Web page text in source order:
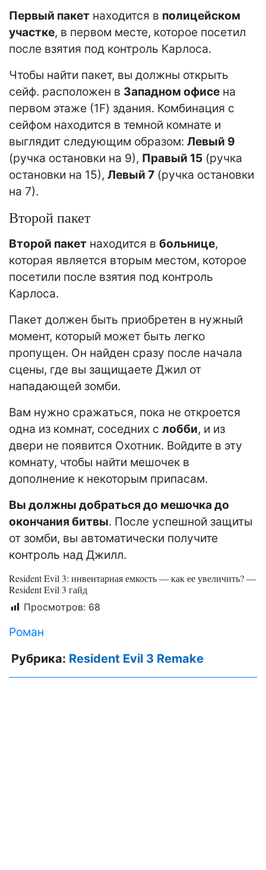
Первый пакет находится в полицейском
участке, в первом месте, которое посетил
после взятия под контроль Карлоса.
Чтобы найти пакет, вы должны открыть
сейф. расположен в Западном офисе на
первом этаже (1F) здания. Комбинация с
сейфом находится в темной комнате и
выглядит следующим образом: Левый 9
(ручка остановки на 9), Правый 15 (ручка
остановки на 15), Левый 7 (ручка остановки
на 7).
Второй пакет
Второй пакет находится в больнице,
которая является вторым местом, которое
посетили после взятия под контроль
Карлоса.
Пакет должен быть приобретен в нужный
момент, который может быть легко
пропущен. Он найден сразу после начала
сцены, где вы защищаете Джил от
нападающей зомби.
Вам нужно сражаться, пока не откроется
одна из комнат, соседних с лобби, и из
двери не появится Охотник. Войдите в эту
комнату, чтобы найти мешочек в
дополнение к некоторым припасам.
Вы должны добраться до мешочка до
окончания битвы. После успешной защиты
от зомби, вы автоматически получите
контроль над Джилл.
Resident Evil 3: инвентарная емкость — как ее увеличить? —
Resident Evil 3 гайд
Просмотров: 68
Роман
Рубрика: Resident Evil 3 Remake